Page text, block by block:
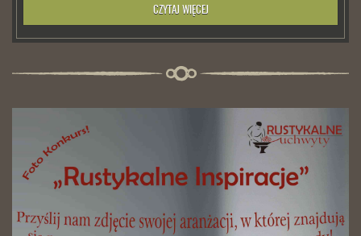
CZYTAJ WIĘCEJ